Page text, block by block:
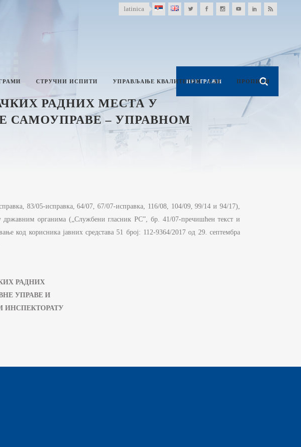
latinica
СТРУЧНИ ИСПИТИ УПРАВЉАЊЕ КВАЛИТЕТОМ – CAF ПРОПИСИ
РАДНИХ МЕСТА У
САМОУПРАВЕ – УПРАВНОМ
83/05-исправка, 64/07, 67/07-исправка, 116/08, 104/09, 99/14 и 94/17),
органима („Службени гласник РС”, бр. 41/07-пречишћен текст и
код корисника јавних средстава 51 број: 112-9364/2017 од 29. септембра
РАДНИХ
УПРАВЕ И
ИНСПЕКТОРАТУ